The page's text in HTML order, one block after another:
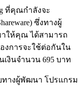
ที่คุณกำลังจะ
ซึ่งทางผู้
าให้คุณ ได้สามารถ
งการจะใช้ต่อกันใน
เงินจำนวน 695 บาท
างผู้พัฒนา โปรแกรม